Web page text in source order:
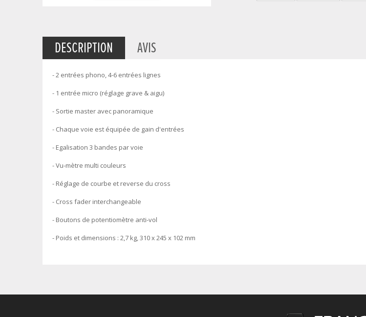
DESCRIPTION AVIS
- 2 entrées phono, 4-6 entrées lignes
- 1 entrée micro (réglage grave & aigu)
- Sortie master avec panoramique
- Chaque voie est équipée de gain d'entrées
- Egalisation 3 bandes par voie
- Vu-mètre multi couleurs
- Réglage de courbe et reverse du cross
- Cross fader interchangeable
- Boutons de potentiomètre anti-vol
- Poids et dimensions : 2,7 kg, 310 x 245 x 102 mm